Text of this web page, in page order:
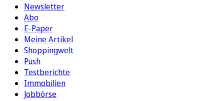
Newsletter
Abo
E-Paper
Meine Artikel
Shoppingwelt
Push
Testberichte
Immobilien
Jobbörse